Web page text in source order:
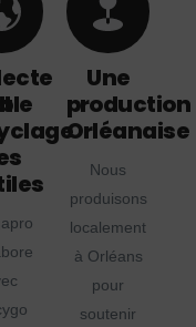
Une
production
Orléanaise
Nous
produisons
localement
à Orléans
pour
soutenir